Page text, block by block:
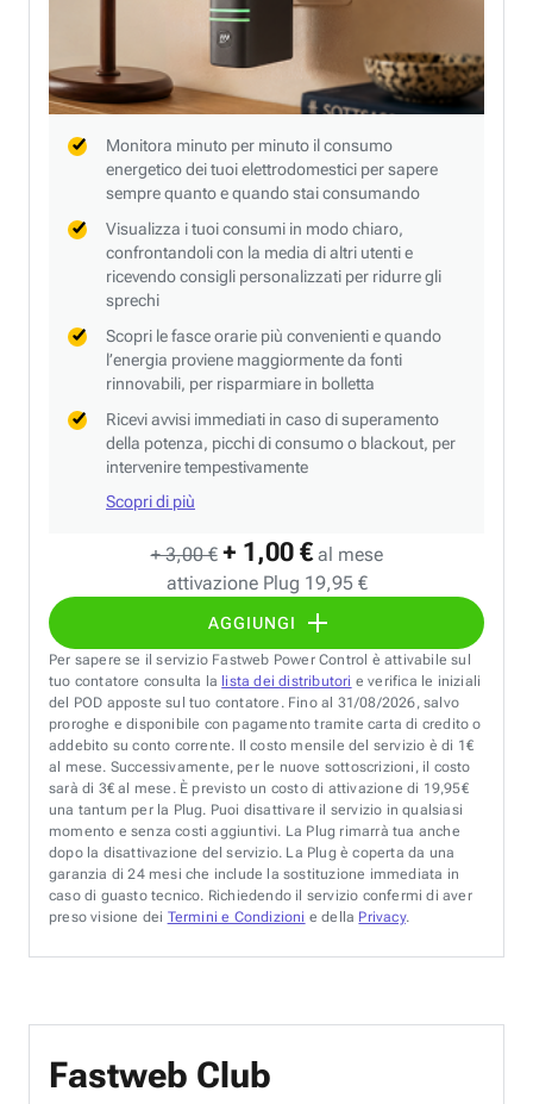
+ 3,00 € + 1,00 € al mese
attivazione Plug 19,95 €
AGGIUNGI
Monitora minuto per minuto il consumo
energetico dei tuoi elettrodomestici per sapere
sempre quanto e quando stai consumando
Visualizza i tuoi consumi in modo chiaro,
confrontandoli con la media di altri utenti e
ricevendo consigli personalizzati per ridurre gli
sprechi
Scopri le fasce orarie più convenienti e quando
l’energia proviene maggiormente da fonti
rinnovabili, per risparmiare in bolletta
Ricevi avvisi immediati in caso di superamento
della potenza, picchi di consumo o blackout, per
intervenire tempestivamente
Scopri di più
Per sapere se il servizio Fastweb Power Control è attivabile sul
tuo contatore consulta la lista dei distributori e verifica le iniziali
del POD apposte sul tuo contatore. Fino al 31/08/2026, salvo
proroghe e disponibile con pagamento tramite carta di credito o
addebito su conto corrente. Il costo mensile del servizio è di 1€
al mese. Successivamente, per le nuove sottoscrizioni, il costo
sarà di 3€ al mese. È previsto un costo di attivazione di 19,95€
una tantum per la Plug. Puoi disattivare il servizio in qualsiasi
momento e senza costi aggiuntivi. La Plug rimarrà tua anche
dopo la disattivazione del servizio. La Plug è coperta da una
garanzia di 24 mesi che include la sostituzione immediata in
caso di guasto tecnico. Richiedendo il servizio confermi di aver
preso visione dei Termini e Condizioni e della Privacy.
Fastweb Club